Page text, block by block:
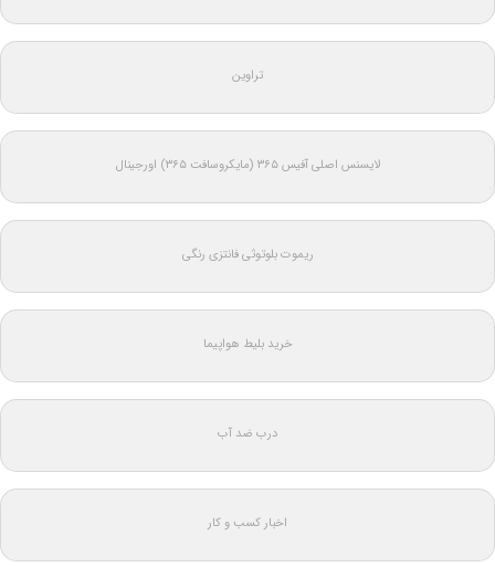
تراوین
لایسنس اصلی آفیس ۳۶۵ (مایکروسافت ۳۶۵) اورجینال
ریموت بلوتوثی فانتزی رنگی
خرید بلیط هواپیما
درب ضد آب
اخبار کسب و کار